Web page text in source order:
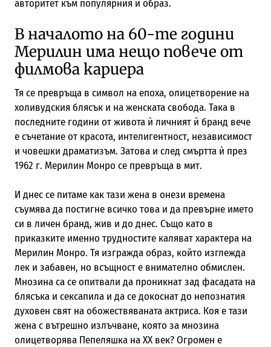
авторитет към популярния ѝ образ.
В началото на 60-те години
Мерилин има нещо повече от
филмова кариера
Тя се превръща в символ на епоха, олицетворение на
холивудския блясък и на женската свобода. Така в
последните години от живота ѝ личният ѝ бранд вече
е съчетание от красота, интелигентност, независимост
и човешки драматизъм. Затова и след смъртта ѝ през
1962 г. Мерилин Монро се превръща в мит.
И днес се питаме как тази жена в онези времена
съумява да постигне всичко това и да превърне името
си в личен бранд, жив и до днес. Също като в
приказките именно трудностите каляват характера на
Мерилин Монро. Тя изгражда образ, който изглежда
лек и забавен, но всъщност е внимателно обмислен.
Мнозина са се опитвали да проникнат зад фасадата на
блясъка и сексапила и да се докоснат до непознатия
духовен свят на обожествяваната актриса. Коя е тази
жена с вътрешно излъчване, която за мнозина
олицетворява Пепеляшка на XX век? Огромен е